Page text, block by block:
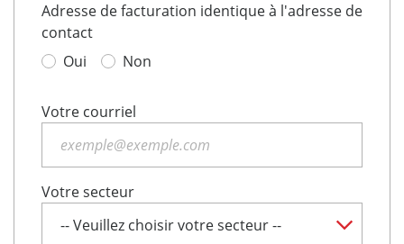
Adresse de facturation identique à l'adresse de
contact
Oui
Non
Votre courriel
Votre secteur